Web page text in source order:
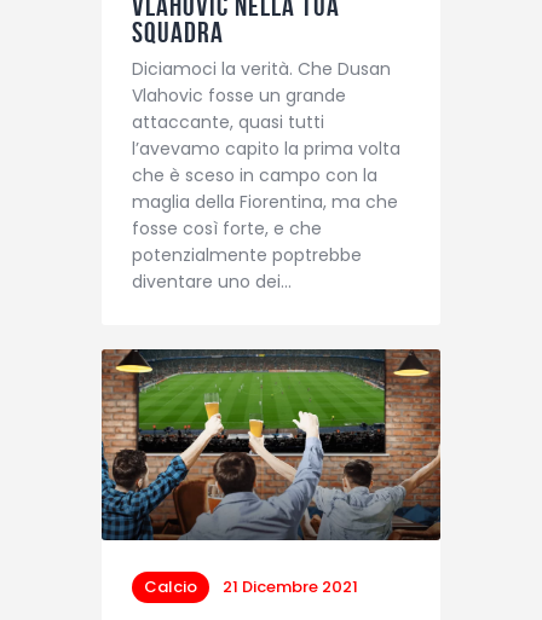
Serie A
squadra
Diciamoci la verità. Che Dusan
Vlahovic fosse un grande
attaccante, quasi tutti
l’avevamo capito la prima volta
che è sceso in campo con la
maglia della Fiorentina, ma che
fosse così forte, e che
potenzialmente poptrebbe
diventare uno dei…
Calcio 21 Dicembre 2021